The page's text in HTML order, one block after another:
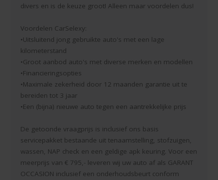
divers en is de keuze groot! Alleen maar voordelen dus!
Voordelen CarSelexy:
•Uitsluitend jong gebruikte auto's met een lage
kilometerstand
•Groot aanbod auto's met diverse merken en modellen
•Financieringsopties
•Maximale zekerheid door 12 maanden garantie uit te
bereiden tot 3 jaar
•Een (bijna) nieuwe auto tegen een aantrekkelijke prijs
De getoonde vraagprijs is inclusief ons basis
servicepakket bestaande uit tenaamstelling, stofzuigen,
wassen, NAP check en een geldige apk keuring. Voor een
meerprijs van € 795,- leveren wij uw auto af als GARANT
OCCASION inclusief een onderhoudsbeurt conform